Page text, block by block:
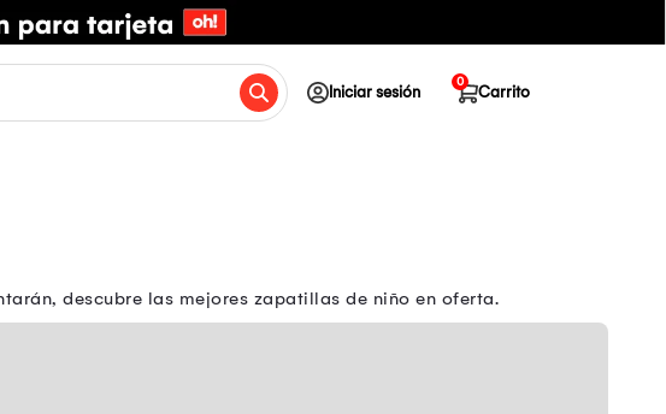
Iniciar sesión Carrito
0
descubre las mejores zapatillas de niño en oferta.